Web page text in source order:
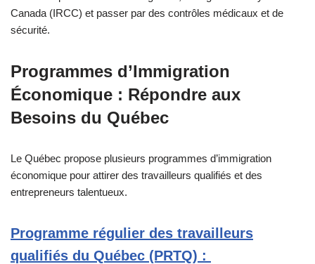
Canada (IRCC) et passer par des contrôles médicaux et de
sécurité.
Programmes d’Immigration
Économique : Répondre aux
Besoins du Québec
Le Québec propose plusieurs programmes d’immigration
économique pour attirer des travailleurs qualifiés et des
entrepreneurs talentueux.
Programme régulier des travailleurs
qualifiés du Québec (PRTQ) :